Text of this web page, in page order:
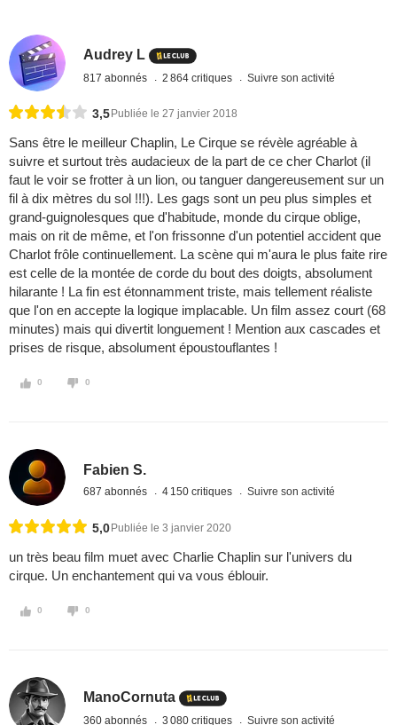
Audrey L
817 abonnés 2 864 critiques Suivre son activité
3,5 Publiée le 27 janvier 2018
Sans être le meilleur Chaplin, Le Cirque se révèle agréable à
suivre et surtout très audacieux de la part de ce cher Charlot (il
faut le voir se frotter à un lion, ou tanguer dangereusement sur un
fil à dix mètres du sol !!!). Les gags sont un peu plus simples et
grand-guignolesques que d'habitude, monde du cirque oblige,
mais on rit de même, et l'on frissonne d'un potentiel accident que
Charlot frôle continuellement. La scène qui m'aura le plus faite rire
est celle de la montée de corde du bout des doigts, absolument
hilarante ! La fin est étonnamment triste, mais tellement réaliste
que l'on en accepte la logique implacable. Un film assez court (68
minutes) mais qui divertit longuement ! Mention aux cascades et
prises de risque, absolument époustouflantes !
0 0
Fabien S.
687 abonnés 4 150 critiques Suivre son activité
5,0 Publiée le 3 janvier 2020
un très beau film muet avec Charlie Chaplin sur l'univers du
cirque. Un enchantement qui va vous éblouir.
0 0
ManoCornuta
360 abonnés 3 080 critiques Suivre son activité